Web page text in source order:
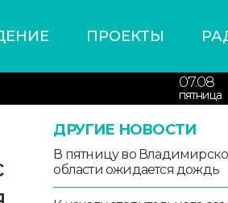
ПРОЕКТЫ
07.08
пятница
ДРУГИЕ НОВОСТИ
В пятницу во
области ожидается дождь